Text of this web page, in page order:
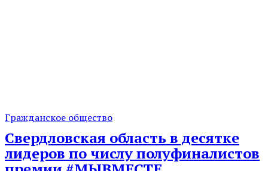
Гражданское общество
Свердловская область в десятке
лидеров по числу полуфиналистов